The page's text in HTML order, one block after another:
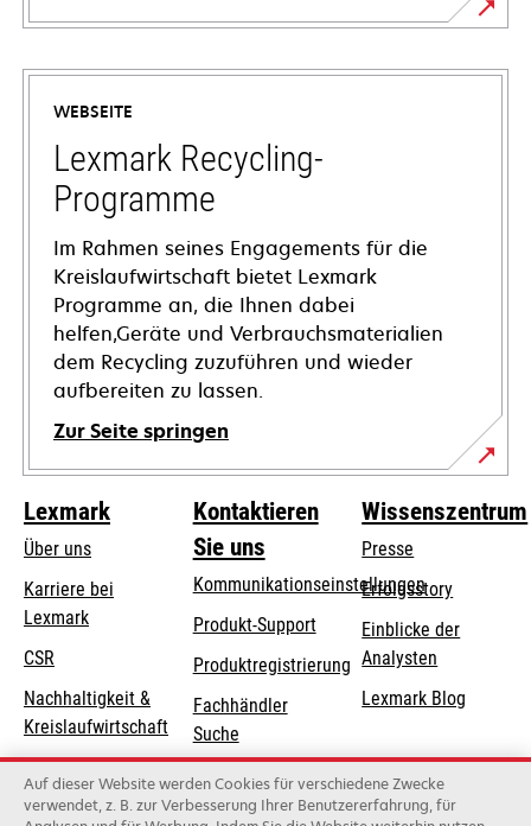
wird
in
neuen
Registerkarte
geöffnet
WEBSEITE
Lexmark Recycling-
Programme
Im Rahmen seines Engagements für die
Kreislaufwirtschaft bietet Lexmark
Programme an, die Ihnen dabei
helfen,Geräte und Verbrauchsmaterialien
dem Recycling zuzuführen und wieder
aufbereiten zu lassen.
Zur Seite springen
Lexmark
Über uns
Karriere bei
Lexmark
CSR
Nachhaltigkeit &
Kreislaufwirtschaft
Lexmark-Partner
Kontaktieren
Sie uns
Kommunikationseinstellungen
wird
in
einer
neuen
Registerkarte
geöffnet
Produkt-Supportwird
einer
neuen
geöffnet
Produktregistrierung
Fachhändler
Suche
Lexmark
Distributoren
Wissenszentrum
Presse
Erfolgsstory
Einblicke der
Analysten
Lexmark Blog
Auf dieser Website werden Cookies für verschiedene Zwecke
verwendet, z. B. zur Verbesserung Ihrer Benutzererfahrung, für